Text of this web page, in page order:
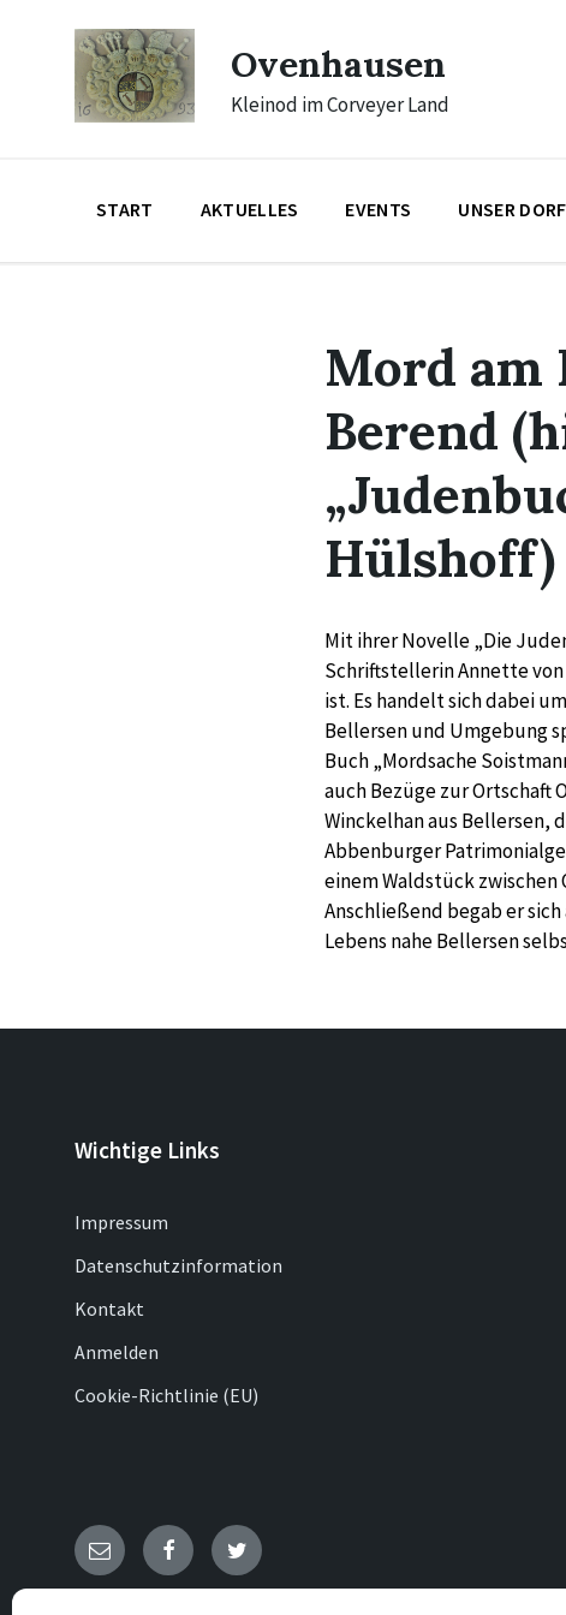
navigation
Ovenhausen
Kleinod im Corveyer Land
START AKTUELLES EVENTS UNSER DORF
Mord am
Berend
Hülshoff)
Mit ihrer Novelle „Die
Schriftstellerin Annette
ist. Es handelt sich dabei
Bellersen und Umgebung
Buch „Mordsache
auch Bezüge zur Ortschaft
Winckelhan aus Bellersen,
Abbenburger
einem Waldstück
Anschließend begab er
Lebens nahe Bellersen
Wichtige Links
Impressum
Datenschutzinformation
Kontakt
Anmelden
Cookie-Richtlinie (EU)
E- FacebookTwitter